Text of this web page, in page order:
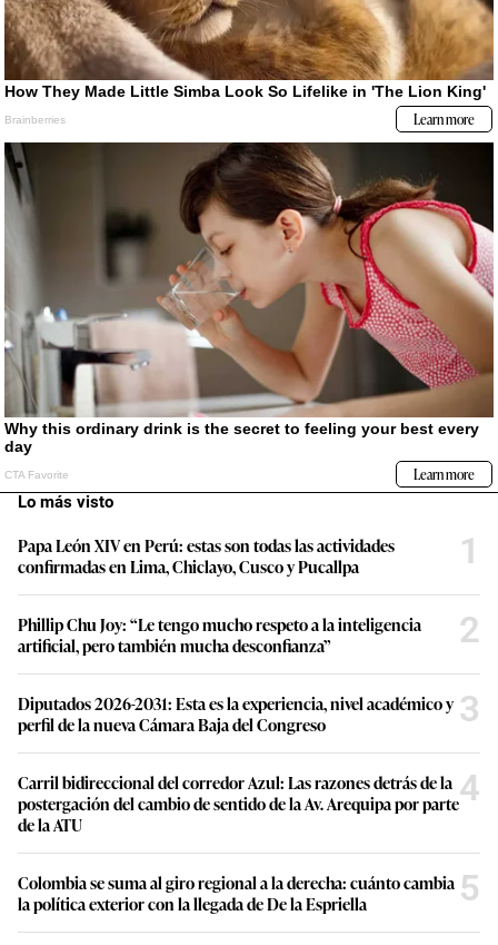
Lo más visto
Papa León XIV en Perú: estas son todas las actividades
confirmadas en Lima, Chiclayo, Cusco y Pucallpa
1
Phillip Chu Joy: “Le tengo mucho respeto a la inteligencia
artificial, pero también mucha desconfianza”
2
Diputados 2026-2031: Esta es la experiencia, nivel académico y
perfil de la nueva Cámara Baja del Congreso
3
Carril bidireccional del corredor Azul: Las razones detrás de la
postergación del cambio de sentido de la Av. Arequipa por parte
de la ATU
4
Colombia se suma al giro regional a la derecha: cuánto cambia
la política exterior con la llegada de De la Espriella
5